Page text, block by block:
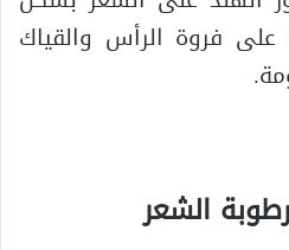
فروة الرأس والقياك
الشعر